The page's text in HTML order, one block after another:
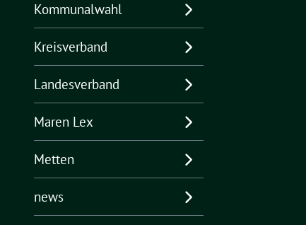
Kommunalwahl
Kreisverband
Landesverband
Maren Lex
Metten
news